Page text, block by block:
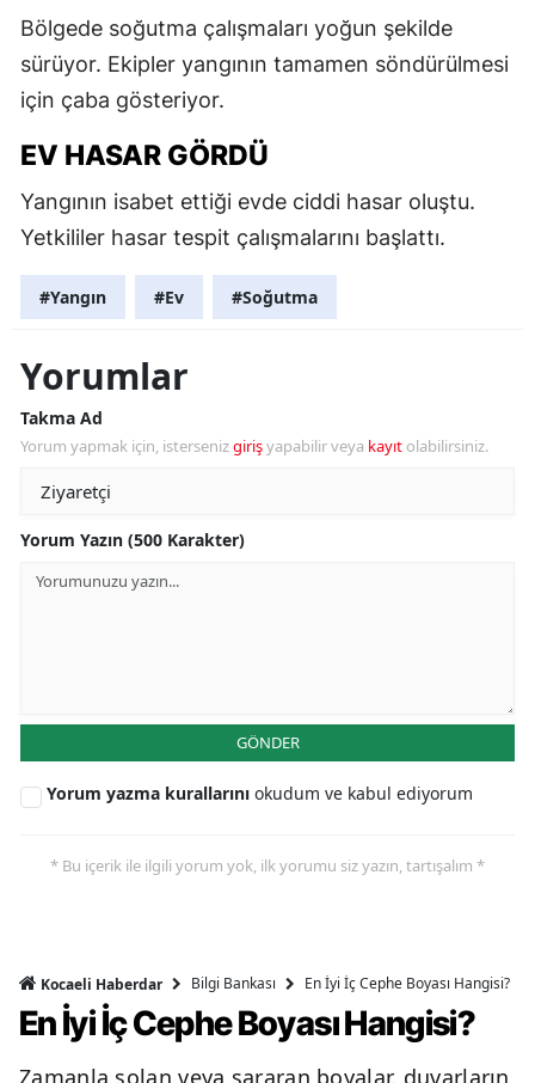
Bölgede soğutma çalışmaları yoğun şekilde
sürüyor. Ekipler yangının tamamen söndürülmesi
için çaba gösteriyor.
EV HASAR GÖRDÜ
Yangının isabet ettiği evde ciddi hasar oluştu.
Yetkililer hasar tespit çalışmalarını başlattı.
#Yangın #Ev #Soğutma
Yorumlar
Takma Ad
Yorum yapmak için, istersenizgirişyapabilir veya kayıt olabilirsiniz.
Yorum Yazın (500 Karakter)
GÖNDER
Yorum yazma kurallarını okudum ve kabul ediyorum
* Bu içerik ile ilgili yorum yok, ilk yorumu siz yazın, tartışalım *
Kocaeli Haberdar Bilgi Bankası En İyi İç Cephe Boyası Hangisi?
En İyi İç Cephe Boyası Hangisi?
Zamanla solan veya sararan boyalar, duvarların